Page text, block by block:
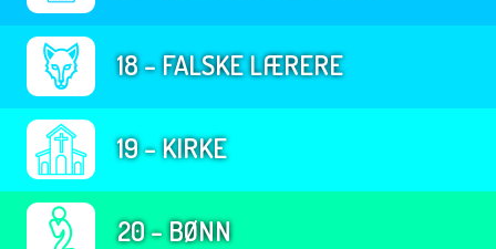
18 – FALSKE LÆRERE
19 – KIRKE
20 – BØNN